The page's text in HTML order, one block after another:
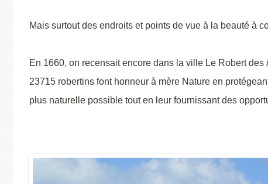
Mais surtout des endroits et points de vue à la beauté à
En 1660, on recensait encore dans la ville Le Robert des
23715 robertins font honneur à mère Nature en
plus naturelle possible tout en leur fournissant des